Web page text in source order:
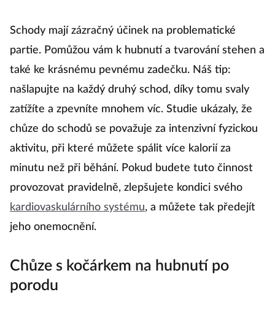
Schody mají zázračný účinek na problematické
partie. Pomůžou vám k hubnutí a tvarování stehen a
také ke krásnému pevnému zadečku. Náš tip:
našlapujte na každý druhý schod, díky tomu svaly
zatížíte a zpevníte mnohem víc. Studie ukázaly, že
chůze do schodů se považuje za intenzivní fyzickou
aktivitu, při které můžete spálit více kalorií za
minutu než při běhání. Pokud budete tuto činnost
provozovat pravidelně, zlepšujete kondici svého
kardiovaskulárního systému, a můžete tak předejít
jeho onemocnění.
Chůze s kočárkem na hubnutí po
porodu